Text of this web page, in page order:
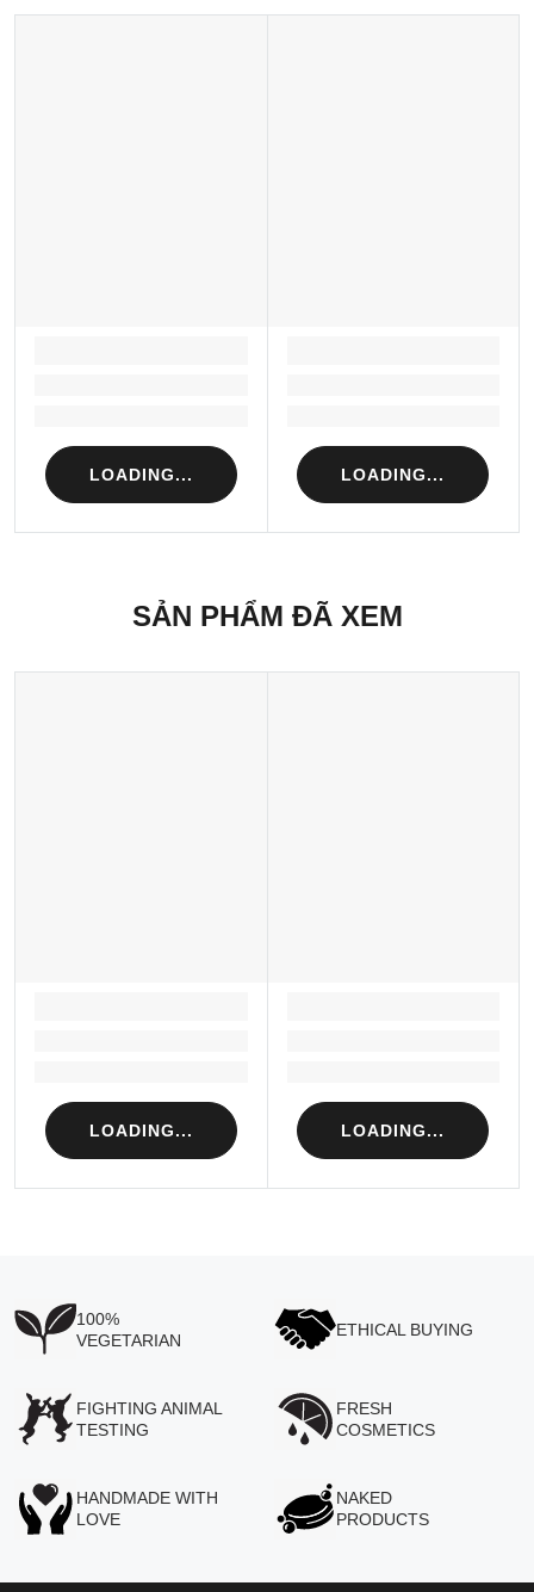
LOADING... LOADING...
SẢN PHẨM ĐÃ XEM
LOADING... LOADING...
100%
VEGETARIAN
ETHICAL BUYING
FIGHTING ANIMAL
TESTING
FRESH
COSMETICS
HANDMADE WITH
LOVE
NAKED
PRODUCTS